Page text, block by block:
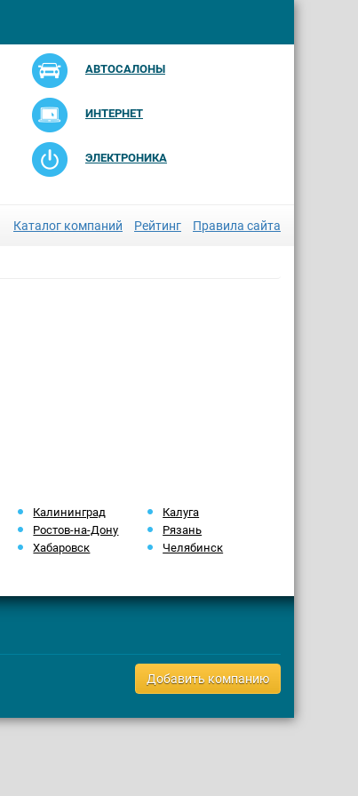
АВТОСАЛОНЫ
ИНТЕРНЕТ
ЭЛЕКТРОНИКА
Каталог компаний Рейтинг Правила сайта
Калининград
Калуга
Ростов-на-Дону
Рязань
Хабаровск Челябинск
Добавить компанию